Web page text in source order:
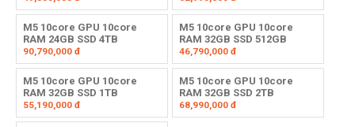
M5 10core GPU 10core
RAM 24GB SSD 4TB
90,790,000 đ
M5 10core GPU 10core
RAM 32GB SSD 512GB
46,790,000đ
M5 10core GPU 10core
RAM 32GB SSD 1TB
55,190,000 đ
M5 10core GPU 10core
RAM 32GB SSD 2TB
68,990,000đ